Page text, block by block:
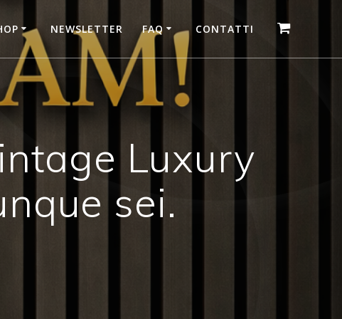
NEWSLETTER FAQ CONTATTI
Luxury
sei.